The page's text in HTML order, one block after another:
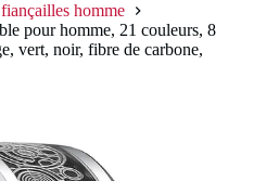
homme
pour homme, 21 couleurs, 8
vert, noir, fibre de carbone,